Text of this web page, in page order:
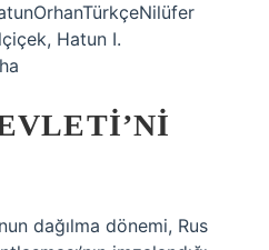
Hatun I.
dağılma dönemi, Rus